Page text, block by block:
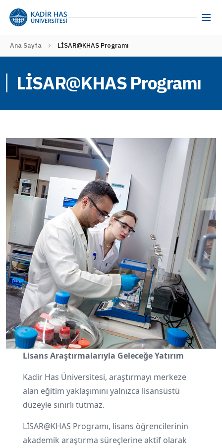
Ana Sayfa LİSAR@KHAS Programı
LİSAR@KHAS Programı
Lisans Araştırmalarıyla Geleceğe Yatırım
Kadir Has Üniversitesi, araştırmayı merkeze
alan eğitim yaklaşımını yalnızca lisansüstü
düzeyle sınırlı tutmaz.
LİSAR@KHAS Programı, lisans öğrencilerinin
akademik araştırma süreçlerine aktif olarak